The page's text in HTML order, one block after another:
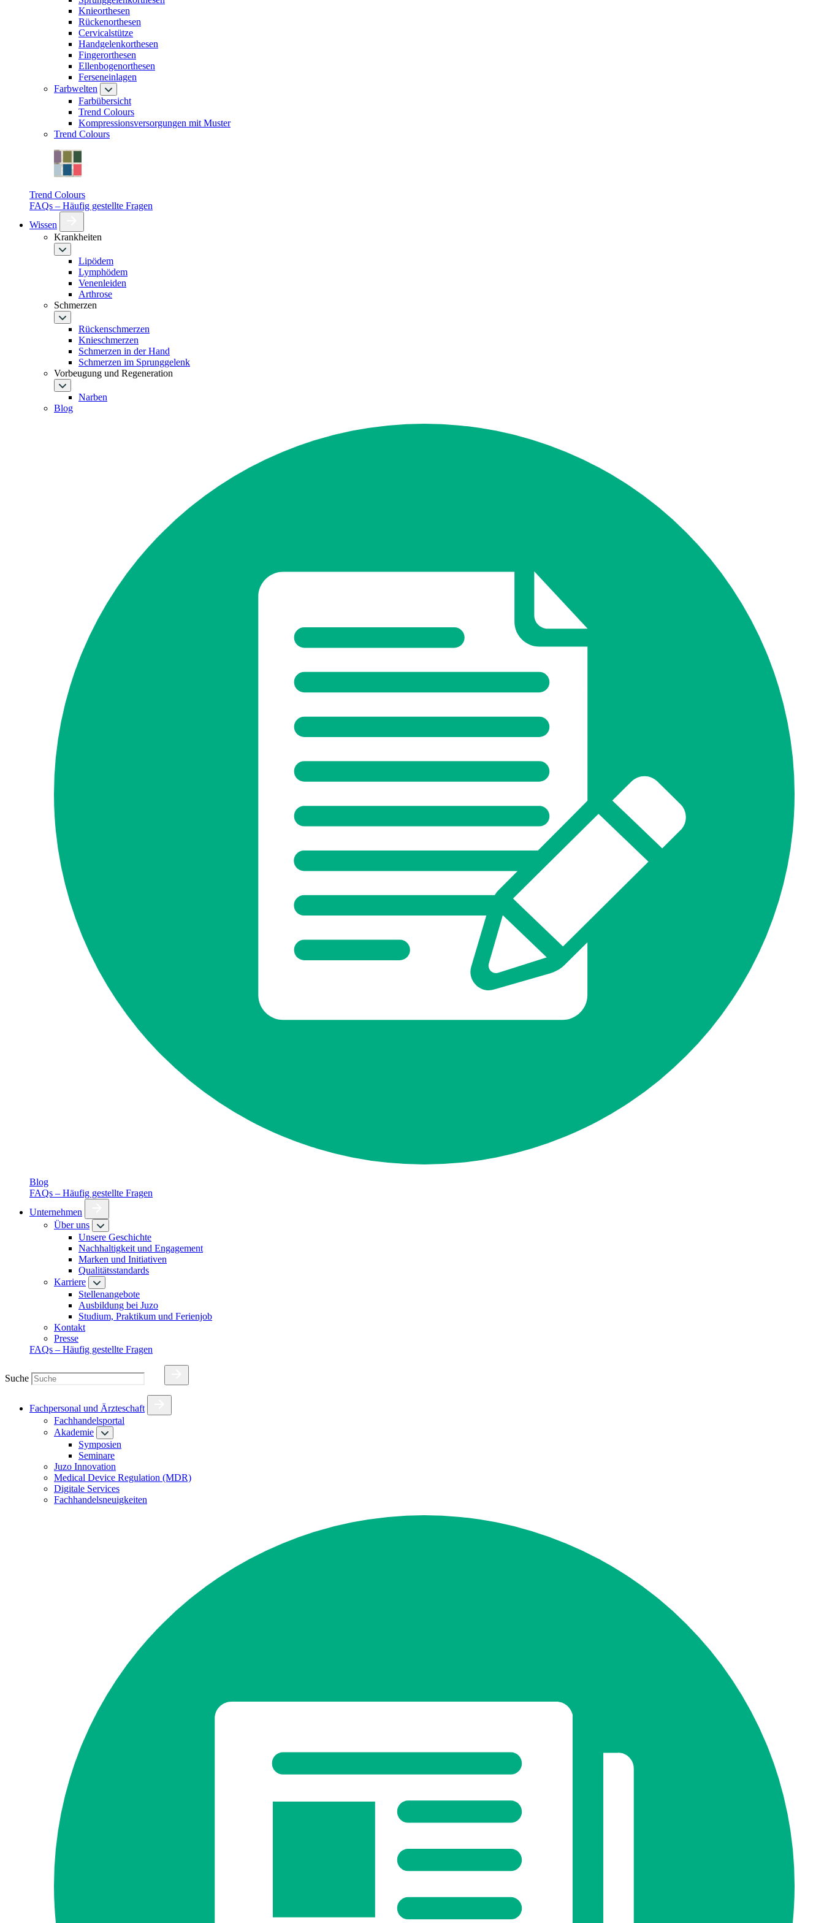
Knieorthesen
Rückenorthesen
Cervicalstütze
Handgelenkorthesen
Fingerorthesen
Ellenbogenorthesen
Ferseneinlagen
Farbwelten
Farbübersicht
Trend Colours
Kompressionsversorgungen mit Muster
Trend Colours
Trend Colours
FAQs – Häufig gestellte Fragen
Wissen
Krankheiten
Lipödem
Lymphödem
Venenleiden
Arthrose
Schmerzen
Rückenschmerzen
Knieschmerzen
Schmerzen in der Hand
Schmerzen im Sprunggelenk
Vorbeugung und Regeneration
Narben
Blog
Blog
FAQs – Häufig gestellte Fragen
Unternehmen
Über uns
Unsere Geschichte
Nachhaltigkeit und Engagement
Marken und Initiativen
Qualitätsstandards
Karriere
Stellenangebote
Ausbildung bei Juzo
Studium, Praktikum und Ferienjob
Kontakt
Presse
FAQs – Häufig gestellte Fragen
Suche
Fachpersonal und Ärzteschaft
Fachhandelsportal
Akademie
Symposien
Seminare
Juzo Innovation
Medical Device Regulation (MDR)
Digitale Services
Fachhandelsneuigkeiten